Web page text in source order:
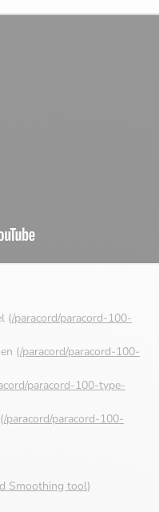
(/paracord/paracord-100-
(/paracord/paracord-100-
paracord-100-type-
/paracord/paracord-100-
Smoothing tool)